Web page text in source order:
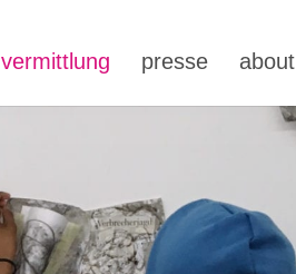
vermittlung presse about